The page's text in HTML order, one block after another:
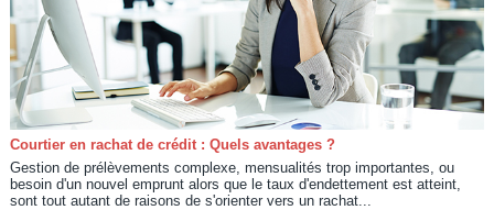
Courtier en rachat de crédit : Quels avantages ?
Gestion de prélèvements complexe, mensualités trop importantes, ou
besoin d'un nouvel emprunt alors que le taux d'endettement est atteint,
sont tout autant de raisons de s'orienter vers un rachat...